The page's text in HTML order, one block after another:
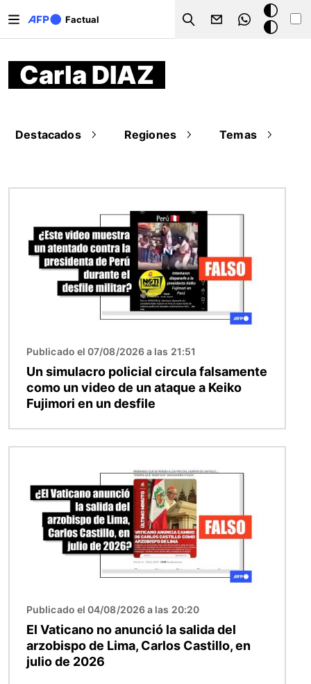
Factual
Search
Modo
oscuro
Carla DIAZ
Destacados Regiones Temas
Publicado el 07/08/2026 a las 21:51
Un simulacro policial circula falsamente
como un video de un ataque a Keiko
Fujimori en un desfile
Publicado el 04/08/2026 a las 20:20
El Vaticano no anunció la salida del
arzobispo de Lima, Carlos Castillo, en
julio de 2026